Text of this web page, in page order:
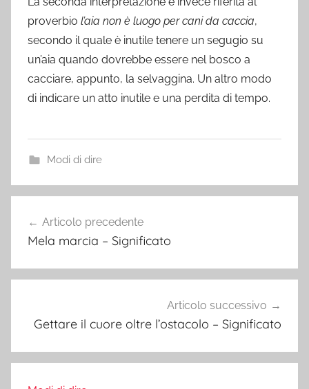
proverbio l’aia non è luogo per cani da caccia,
secondo il quale è inutile tenere un segugio su
un’aia quando dovrebbe essere nel bosco a
cacciare, appunto, la selvaggina. Un altro modo
di indicare un atto inutile e una perdita di tempo.
Modi di dire
articoli
Articolo precedente
Mela marcia – Significato
Articolo successivo
Gettare il cuore oltre l’ostacolo – Significato